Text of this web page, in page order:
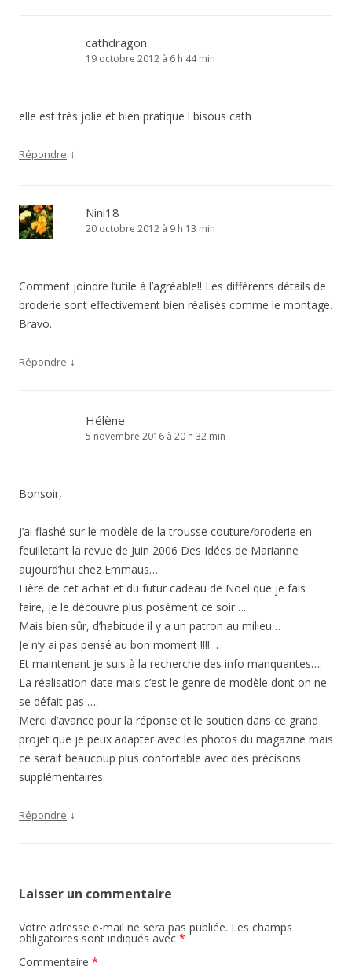
cathdragon
19 octobre 2012 à 6 h 44 min
elle est très jolie et bien pratique ! bisous cath
Répondre ↓
Nini18
20 octobre 2012 à 9 h 13 min
Comment joindre l’utile à l’agréable!! Les différents détails de
broderie sont effectivement bien réalisés comme le montage.
Bravo.
Répondre ↓
Hélène
5 novembre 2016 à 20 h 32 min
Bonsoir,
J’ai flashé sur le modèle de la trousse couture/broderie en
feuilletant la revue de Juin 2006 Des Idées de Marianne
aujourd’hui chez Emmaus…
Fière de cet achat et du futur cadeau de Noël que je fais
faire, je le découvre plus posément ce soir….
Mais bien sûr, d’habitude il y a un patron au milieu…
Je n’y ai pas pensé au bon moment !!!!…
Et maintenant je suis à la recherche des info manquantes….
La réalisation date mais c’est le genre de modèle dont on ne
se défait pas ….
Merci d’avance pour la réponse et le soutien dans ce grand
projet que je peux adapter avec les photos du magazine mais
ce serait beaucoup plus confortable avec des précisons
supplémentaires.
Répondre ↓
Laisser un commentaire
Votre adresse e-mail ne sera pas publiée. Les champs
obligatoires sont indiqués avec *
Commentaire *